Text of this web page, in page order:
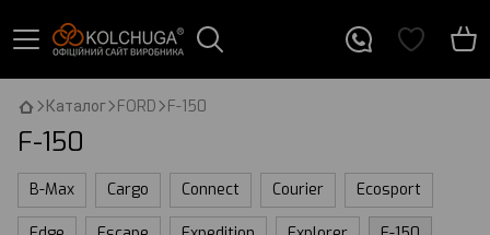
Каталог FORD F-150
F-150
B-Max Cargo Connect Courier Ecosport